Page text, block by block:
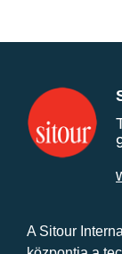
A Sitour